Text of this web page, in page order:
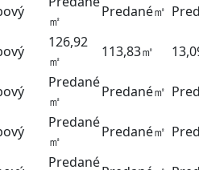
㎡
Predané㎡
126,92
㎡
113,83㎡
Predané
㎡
Predané㎡
Predané
㎡
Predané㎡
Predané